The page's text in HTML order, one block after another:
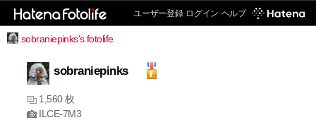
ユーザー登録 ログイン ヘルプ
sobraniepinks's fotolife
sobraniepinks
1,560 枚
ILCE-7M3